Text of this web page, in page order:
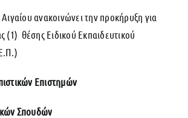
ανακοινώνει την προκήρυξη για
(1) θέσης Ειδικού Εκπαιδευτικού
Επιστημών
Σπουδών